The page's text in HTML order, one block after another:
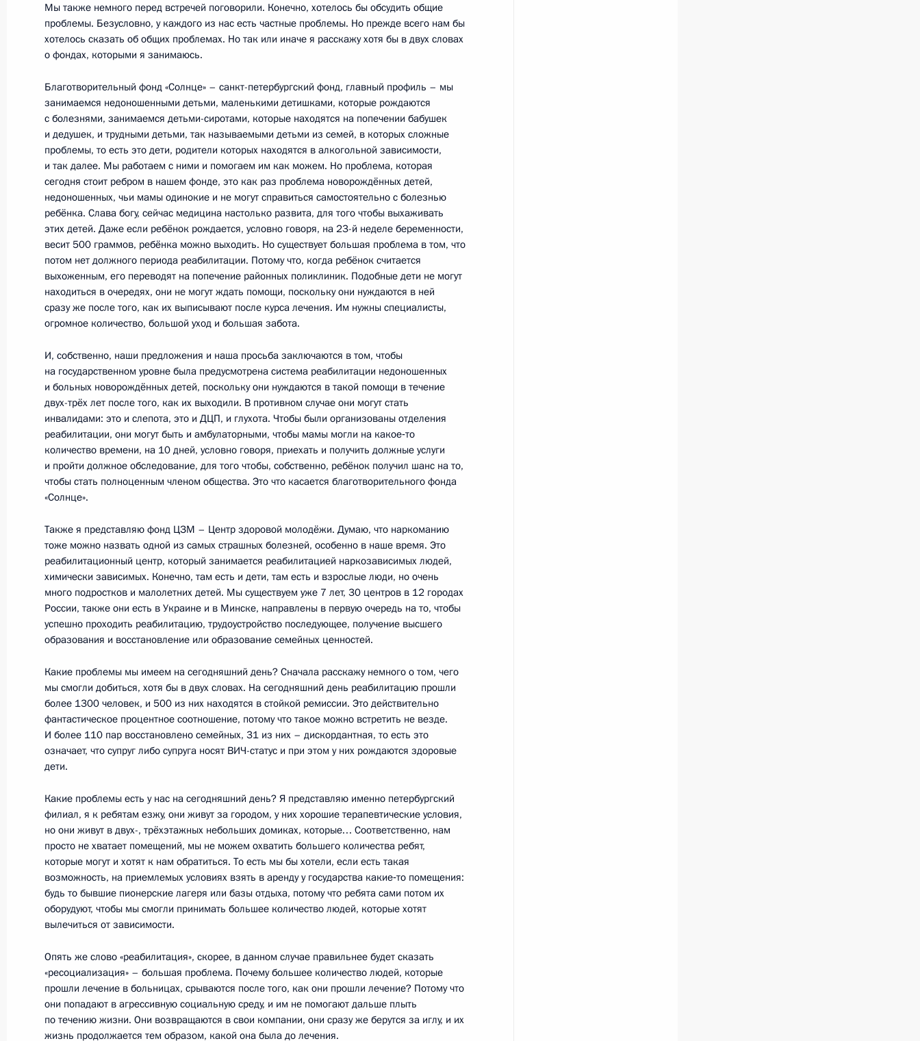
Матвиенко
20 мая 2011 года, 15:30 Санкт-Петербург
Встреча с Генеральным секретарём Совета Европы Турбьёрном
Ягландом
20 мая 2011 года, 14:30
Санкт-Петербургский международный юридический форум
20 мая 2011 года, 13:00 Санкт-Петербург
Подписан Указ о мониторинге правоприменения в России
20 мая 2011 года, 12:00
Указ о присвоении специальных званий и назначении
на должности сотрудников органов внутренних дел
20 мая 2011 года, 09:50
19 мая 2011 года, четверг
Сергеем Чемезовым
19 мая 2011 года, 18:00
Встреча с председателем КПРФ Геннадием Зюгановым
19 мая 2011 года, 17:20 Москва, Кремль
Российско-австрийские переговоры
19 мая 2011 года, 14:45 Москва, Кремль
18 мая 2011 года, среда
Пресс-конференция Президента России
18 мая 2011 года, 15:15 Москва
Опубликованы вопросы журналистов к пресс-конференции
Дмитрия Медведева
17 мая 2011 года, вторник
Мы также немного перед встречей поговорили. Конечно, хотелось бы обсудить общие
проблемы. Безусловно, у каждого из нас есть частные проблемы. Но прежде всего нам бы
хотелось сказать об общих проблемах. Но так или иначе я расскажу хотя бы в двух словах
о фондах, которыми я занимаюсь.
Благотворительный фонд «Солнце» – санкт-петербургский фонд, главный профиль – мы
занимаемся недоношенными детьми, маленькими детишками, которые рождаются
с болезнями, занимаемся детьми-сиротами, которые находятся на попечении бабушек
и дедушек, и трудными детьми, так называемыми детьми из семей, в которых сложные
проблемы, то есть это дети, родители которых находятся в алкогольной зависимости,
и так далее. Мы работаем с ними и помогаем им как можем. Но проблема, которая
сегодня стоит ребром в нашем фонде, это как раз проблема новорождённых детей,
недоношенных, чьи мамы одинокие и не могут справиться самостоятельно с болезнью
ребёнка. Слава богу, сейчас медицина настолько развита, для того чтобы выхаживать
этих детей. Даже если ребёнок рождается, условно говоря, на 23-й неделе беременности,
весит 500 граммов, ребёнка можно выходить. Но существует большая проблема в том, что
потом нет должного периода реабилитации. Потому что, когда ребёнок считается
выхоженным, его переводят на попечение районных поликлиник. Подобные дети не могут
находиться в очередях, они не могут ждать помощи, поскольку они нуждаются в ней
сразу же после того, как их выписывают после курса лечения. Им нужны специалисты,
огромное количество, большой уход и большая забота.
И, собственно, наши предложения и наша просьба заключаются в том, чтобы
на государственном уровне была предусмотрена система реабилитации недоношенных
и больных новорождённых детей, поскольку они нуждаются в такой помощи в течение
двух-трёх лет после того, как их выходили. В противном случае они могут стать
инвалидами: это и слепота, это и ДЦП, и глухота. Чтобы были организованы отделения
реабилитации, они могут быть и амбулаторными, чтобы мамы могли на какое‑то
количество времени, на 10 дней, условно говоря, приехать и получить должные услуги
и пройти должное обследование, для того чтобы, собственно, ребёнок получил шанс на то,
чтобы стать полноценным членом общества. Это что касается благотворительного фонда
«Солнце».
Также я представляю фонд ЦЗМ – Центр здоровой молодёжи. Думаю, что наркоманию
тоже можно назвать одной из самых страшных болезней, особенно в наше время. Это
реабилитационный центр, который занимается реабилитацией наркозависимых людей,
химически зависимых. Конечно, там есть и дети, там есть и взрослые люди, но очень
много подростков и малолетних детей. Мы существуем уже 7 лет, 30 центров в 12 городах
России, также они есть в Украине и в Минске, направлены в первую очередь на то, чтобы
успешно проходить реабилитацию, трудоустройство последующее, получение высшего
образования и восстановление или образование семейных ценностей.
Какие проблемы мы имеем на сегодняшний день? Сначала расскажу немного о том, чего
мы смогли добиться, хотя бы в двух словах. На сегодняшний день реабилитацию прошли
более 1300 человек, и 500 из них находятся в стойкой ремиссии. Это действительно
фантастическое процентное соотношение, потому что такое можно встретить не везде.
И более 110 пар восстановлено семейных, 31 из них – дискордантная, то есть это
означает, что супруг либо супруга носят ВИЧ-статус и при этом у них рождаются здоровые
дети.
Какие проблемы есть у нас на сегодняшний день? Я представляю именно петербургский
филиал, я к ребятам езжу, они живут за городом, у них хорошие терапевтические условия,
но они живут в двух-, трёхэтажных небольших домиках, которые… Соответственно, нам
просто не хватает помещений, мы не можем охватить большего количества ребят,
которые могут и хотят к нам обратиться. То есть мы бы хотели, если есть такая
возможность, на приемлемых условиях взять в аренду у государства какие‑то помещения:
будь то бывшие пионерские лагеря или базы отдыха, потому что ребята сами потом их
оборудуют, чтобы мы смогли принимать большее количество людей, которые хотят
вылечиться от зависимости.
Опять же слово «реабилитация», скорее, в данном случае правильнее будет сказать
«ресоциализация» – большая проблема. Почему большее количество людей, которые
прошли лечение в больницах, срываются после того, как они прошли лечение? Потому что
они попадают в агрессивную социальную среду, и им не помогают дальше плыть
по течению жизни. Они возвращаются в свои компании, они сразу же берутся за иглу, и их
жизнь продолжается тем образом, какой она была до лечения.